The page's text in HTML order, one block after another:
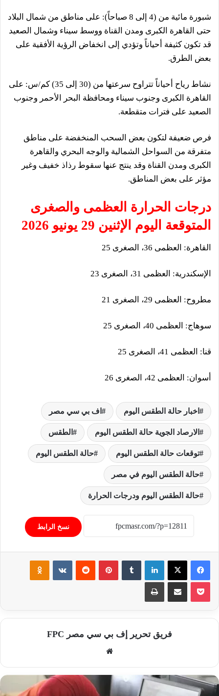
​شبورة مائية من (4 إلى 8 صباحاً): على مناطق من شمال البلاد
حتى القاهرة الكبرى ومدن القناة ووسط سيناء وشمال الصعيد
قد تكون كثيفة أحياناً وتؤدي إلى انخفاض الرؤية الأفقية على
بعض الطرق.
​نشاط رياح أحياناً تتراوح سرعتها من (30 إلى 35) كم/س: على
القاهرة الكبرى وجنوب سيناء ومحافظة البحر الأحمر وجنوب
الصعيد على فترات متقطعة.
​فرص ضعيفة لتكون بعض السحب المنخفضة على مناطق
متفرقة من السواحل الشمالية والوجه البحري والقاهرة
الكبرى ومدن القناة وقد ينتج عنها سقوط رذاذ خفيف وغير
مؤثر على بعض المناطق.
درجات الحرارة العظمى والصغرى
المتوقعة اليوم الإثنين 29 يونيو 2026
​القاهرة: العظمى 36، الصغرى 25
​الإسكندرية: العظمى 31، الصغرى 23
​مطروح: العظمى 29، الصغرى 21
​سوهاج: العظمى 40، الصغرى 25
​قنا: العظمى 41، الصغرى 25
​أسوان: العظمى 42، الصغرى 26
اخبار حالة الطقس اليوم اف بي سي مصر
الارصاد الجوية حالة الطقس اليوم الطقس
توقعات حالة الطقس اليوم حالة الطقس اليوم
حالة الطقس اليوم في مصر
حالة الطقس اليوم ودرجات الحرارة
نسخ الرابط
فيسبوك ‫X لينكدإن بينتيريست
فريق تحرير إف بي سي مصر FPC
الوي
ب